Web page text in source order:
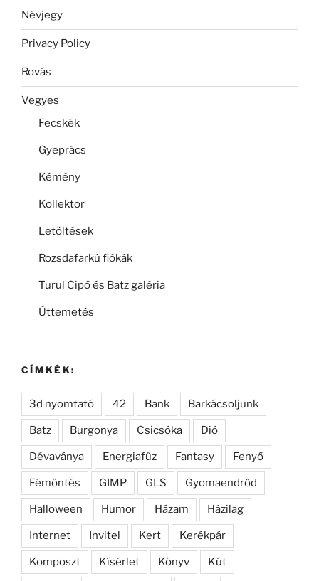
Névjegy
Privacy Policy
Rovás
Vegyes
Fecskék
Gyeprács
Kémény
Kollektor
Letöltések
Rozsdafarkú fiókák
Turul Cipő és Batz galéria
Úttemetés
CÍMKÉK:
3d nyomtató 42 Bank Barkácsoljunk
Batz Burgonya Csicsóka Dió
Dévaványa Energiafűz Fantasy Fenyő
Fémöntés GIMP GLS Gyomaendrőd
Halloween Humor Házam Házilag
Internet Invitel Kert Kerékpár
Komposzt Kísérlet Könyv Kút